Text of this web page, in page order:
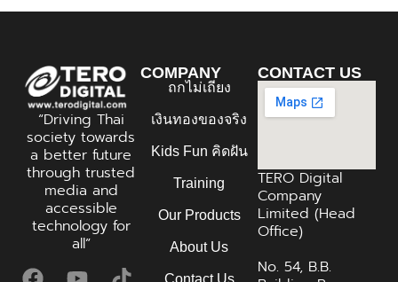
“Driving Thai
society towards
a better future
through trusted
media and
accessible
technology for
all”
COMPANY
ถกไม่เถียง
เงินทองของจริง
Kids Fun คิดฝัน
Training
Our Products
About Us
Contact Us
CONTACT US
TERO Digital
Company
Limited (Head
Office)
No. 54, B.B.